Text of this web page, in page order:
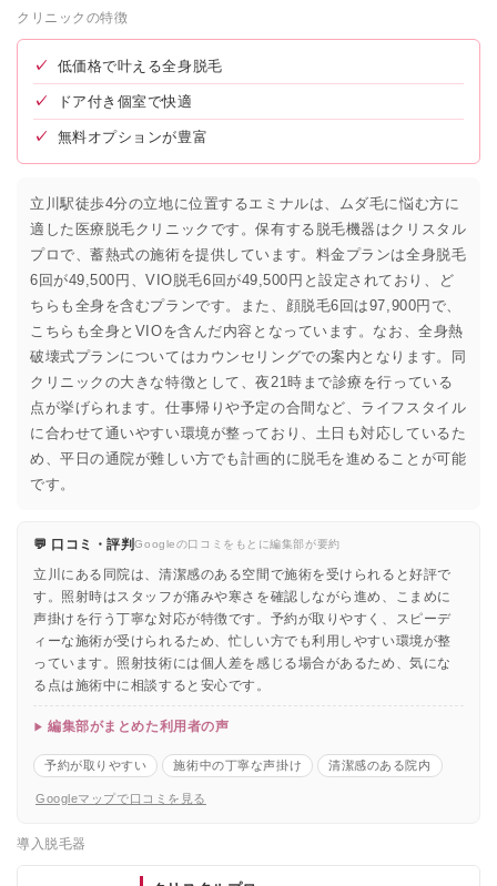
クリニックの特徴
✓ 低価格で叶える全身脱毛
✓ ドア付き個室で快適
✓ 無料オプションが豊富
立川駅徒歩4分の立地に位置するエミナルは、ムダ毛に悩む方に
適した医療脱毛クリニックです。保有する脱毛機器はクリスタル
プロで、蓄熱式の施術を提供しています。料金プランは全身脱毛
6回が49,500円、VIO脱毛6回が49,500円と設定されており、ど
ちらも全身を含むプランです。また、顔脱毛6回は97,900円で、
こちらも全身とVIOを含んだ内容となっています。なお、全身熱
破壊式プランについてはカウンセリングでの案内となります。同
クリニックの大きな特徴として、夜21時まで診療を行っている
点が挙げられます。仕事帰りや予定の合間など、ライフスタイル
に合わせて通いやすい環境が整っており、土日も対応しているた
め、平日の通院が難しい方でも計画的に脱毛を進めることが可能
です。
💬 口コミ・評判Googleの口コミをもとに編集部が要約
立川にある同院は、清潔感のある空間で施術を受けられると好評で
す。照射時はスタッフが痛みや寒さを確認しながら進め、こまめに
声掛けを行う丁寧な対応が特徴です。予約が取りやすく、スピーデ
ィーな施術が受けられるため、忙しい方でも利用しやすい環境が整
っています。照射技術には個人差を感じる場合があるため、気にな
る点は施術中に相談すると安心です。
編集部がまとめた利用者の声
予約が取りやすい 施術中の丁寧な声掛け 清潔感のある院内
Googleマップで口コミを見る
導入脱毛器